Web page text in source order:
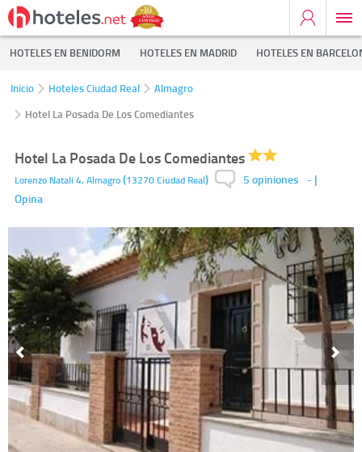
HOTELES EN BENIDORM HOTELES EN MADRID HOTELES EN
Inicio Hoteles Ciudad Real
Almagro
Hotel La Posada De Los Comediantes
Hotel La Posada De Los Comediantes
Lorenzo Natali 4,Almagro(13270Ciudad Real) 5 opiniones - |
Opina